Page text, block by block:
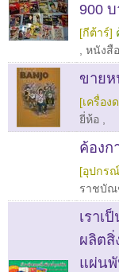
900
[กีต้าร์]
หนังสื
ขายห
[เครื่อง
ยี่ห้อ
ค้องก
[อุปกร
ราชบั
เราเ
ผลิตสิ่
แผ่นพั